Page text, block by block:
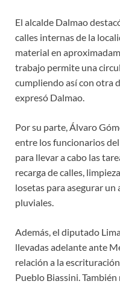
El alcalde Dalmao
calles internas de la
material en
trabajo permite una
cumpliendo así con otra
expresó Dalmao.
Por su parte, Álvaro
entre los funcionarios
para llevar a cabo las
recarga de calles,
losetas para asegurar un
pluviales.
Además, el diputado
llevadas adelante ante
relación a la
Pueblo Biassini.